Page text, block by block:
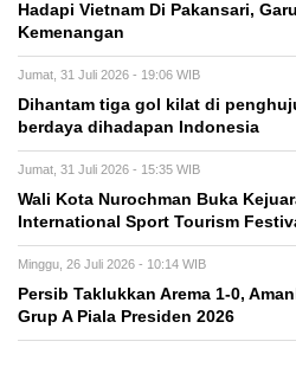
Hadapi Vietnam Di Pakansari,
Kemenangan
Jumat, 31 Juli 2026 - 19:06 WIB
Dihantam tiga gol kilat di
berdaya dihadapan Indonesia
Jumat, 31 Juli 2026 - 15:35 WIB
Wali Kota Nurochman Buka
International Sport Tourism
Minggu, 26 Juli 2026 - 10:14 WIB
Persib Taklukkan Arema 1-0,
Grup A Piala Presiden 2026